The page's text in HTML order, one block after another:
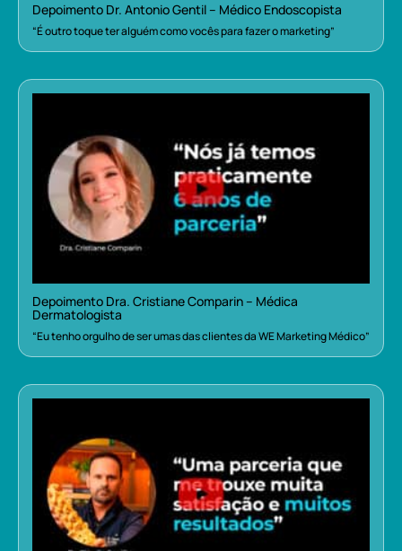
Depoimento Dr. Antonio Gentil – Médico Endoscopista
“É outro toque ter alguém como vocês para fazer o marketing”
Depoimento Dra. Cristiane Comparin – Médica
Dermatologista
“Eu tenho orgulho de ser umas das clientes da WE Marketing Médico”